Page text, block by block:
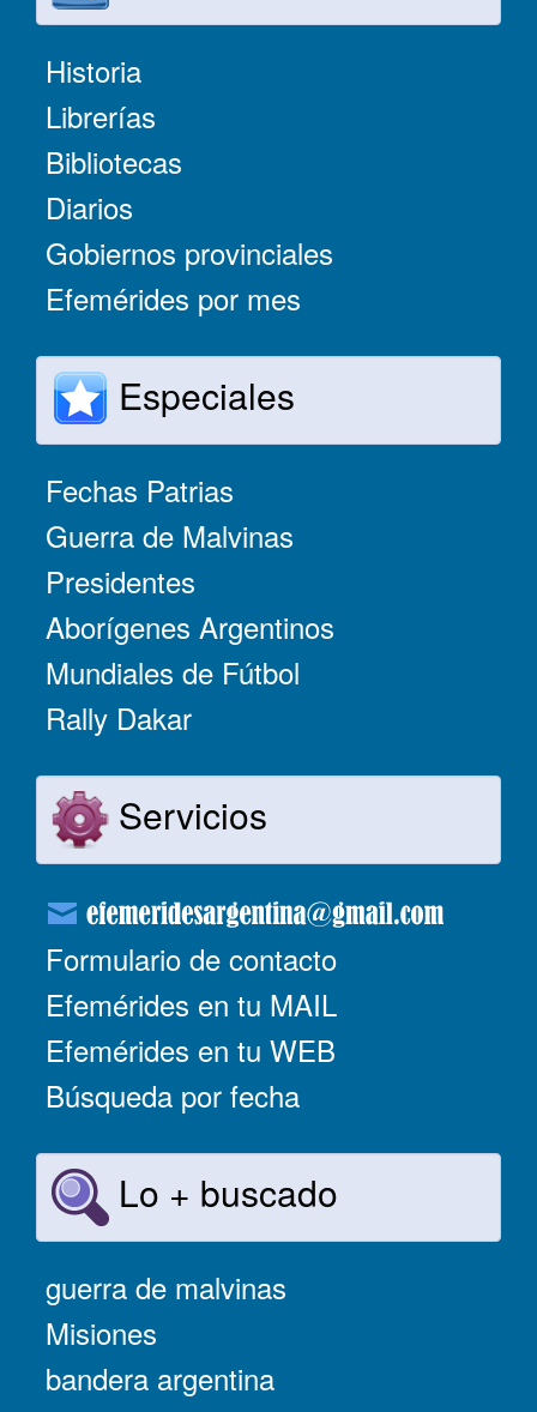
Historia
Librerías
Bibliotecas
Diarios
Gobiernos provinciales
Efemérides por mes
Especiales
Fechas Patrias
Guerra de Malvinas
Presidentes
Aborígenes Argentinos
Mundiales de Fútbol
Rally Dakar
Servicios
Formulario de contacto
Efemérides en tu MAIL
Efemérides en tu WEB
Búsqueda por fecha
Lo + buscado
guerra de malvinas
Misiones
bandera argentina